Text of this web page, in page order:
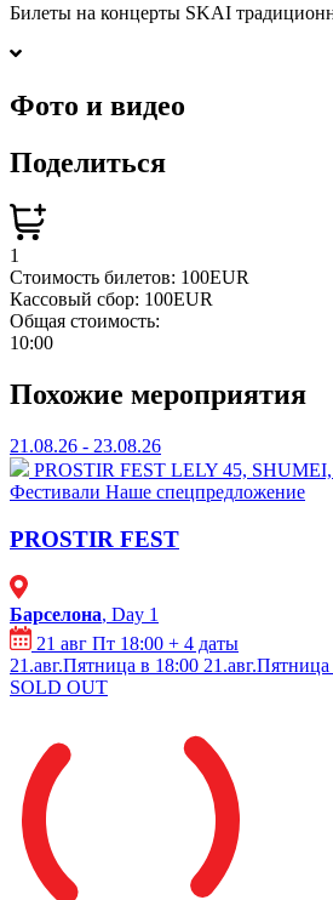
Билеты на концерты SKAI
Фото и видео
Поделиться
1
Стоимость билетов: 100EUR
Кассовый сбор: 100EUR
Общая стоимость:
10:00
Похожие мероприятия
21.08.26 - 23.08.26
PROSTIR FEST ⁠LELY 45,
Фестивали Наше спецпредложение
PROSTIR FEST
Барселона, Day 1
21 авг Пт 18:00 + 4 даты
21.авг.Пятница в 18:00
SOLD OUT